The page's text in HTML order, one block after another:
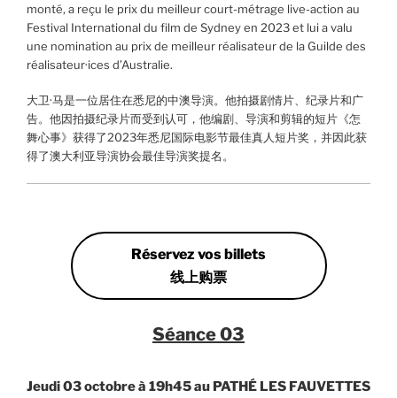
monté, a reçu le prix du meilleur court-métrage live-action au
Festival International du film de Sydney en 2023 et lui a valu
une nomination au prix de meilleur réalisateur de la Guilde des
réalisateur·ices d’Australie.
大卫·马是一位居住在悉尼的中澳导演。他拍摄剧情片、纪录片和广
告。他因拍摄纪录片而受到认可，他编剧、导演和剪辑的短片《怎
舞心事》获得了2023年悉尼国际电影节最佳真人短片奖，并因此获
得了澳大利亚导演协会最佳导演奖提名。
Réservez vos billets
线上购票
Séance 03
Jeudi 03 octobre à 19h45 au PATHÉ LES FAUVETTES